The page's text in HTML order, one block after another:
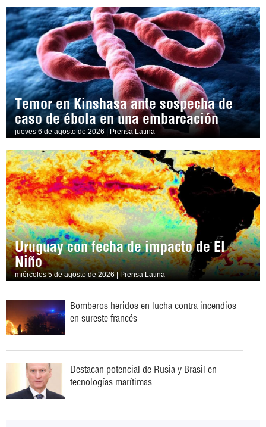
Temor en Kinshasa ante sospecha de
caso de ébola en una embarcación
jueves 6 de agosto de 2026 | Prensa Latina
Uruguay con fecha de impacto de El
Niño
miércoles 5 de agosto de 2026 | Prensa Latina
Bomberos heridos en lucha contra incendios
en sureste francés
Destacan potencial de Rusia y Brasil en
tecnologías marítimas